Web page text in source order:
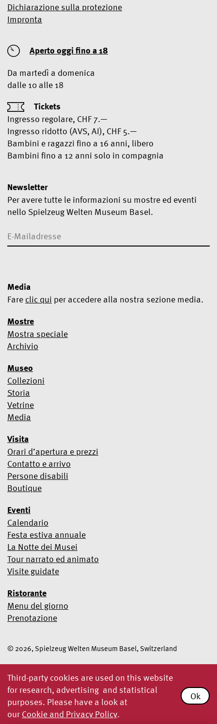
Third-party cookies are used on this website
for research, advertising and statistical
purposes. Please have a look at
our Cookie and Privacy Policy.
Ok
Dichiarazione sulla protezione
Impronta
Mostre
Mostra speciale
Archivio
Museo
Collezioni
Storia
Vetrine
Media
Visita
Orari d’apertura e prezzi
Contatto e arrivo
Persone disabili
Boutique
Eventi
Calendario
Festa estiva annuale
La Notte dei Musei
Tour narrato ed animato
Visite guidate
Ristorante
Menu del giorno
Prenotazione
Aperto oggi fino a 18
Da martedì a domenica
dalle 10 alle 18
Tickets
Ingresso regolare, CHF 7.—
Ingresso ridotto (AVS, AI), CHF 5.—
Bambini e ragazzi fino a 16 anni, libero
Bambini fino a 12 anni solo in compagnia
Newsletter
Per avere tutte le informazioni su mostre ed eventi
nello Spielzeug Welten Museum Basel.
Sì, voglio abbonarmi alla Newsletter
Iscrivendoti, riconosci e accetti che i tuoi dati verranno trattati da
Mailchimp per l'utilizzo.
termini legali in tema Privacy di Mailchimp qui.
Media
Fare clic qui per accedere alla nostra sezione media.
© 2026, Spielzeug Welten Museum Basel, Switzerland